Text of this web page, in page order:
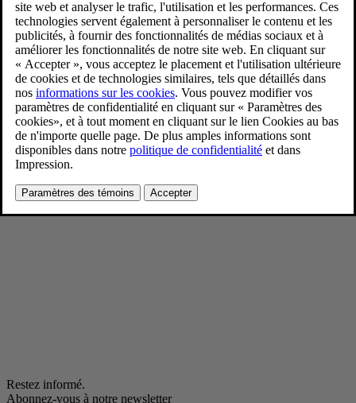
90/90 day event
9/4/2024
Favoris
Partager
Télécharger
90/90 day event
Pour consulter toute l’information sur les droits d’auteur, cliquez ici